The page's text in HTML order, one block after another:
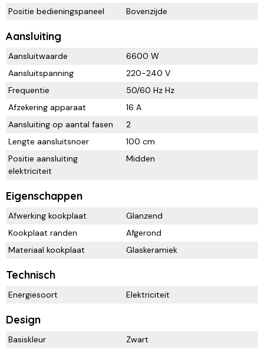
Positie bedieningspaneel
Bovenzijde
Aansluiting
Aansluitwaarde
6600 W
Aansluitspanning
220-240 V
Frequentie
50/60 Hz Hz
Afzekering apparaat
16 A
Aansluiting op aantal fasen
2
Lengte aansluitsnoer
100 cm
Positie aansluiting
elektriciteit
Midden
Eigenschappen
Afwerking kookplaat
Glanzend
Kookplaat randen
Afgerond
Materiaal kookplaat
Glaskeramiek
Technisch
Energiesoort Elektriciteit
Design
Basiskleur
Zwart